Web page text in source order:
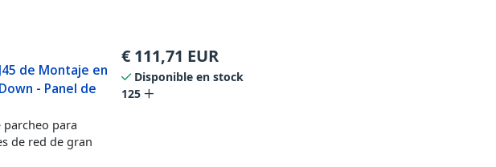
de Montaje en
- Panel de
parcheo para
de red de gran
€ 111,71 EUR
Disponible en stock
125